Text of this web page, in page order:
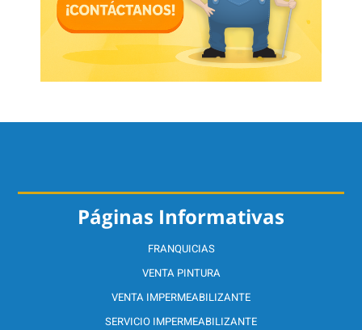
Páginas Informativas
FRANQUICIAS
VENTA PINTURA
VENTA IMPERMEABILIZANTE
SERVICIO IMPERMEABILIZANTE